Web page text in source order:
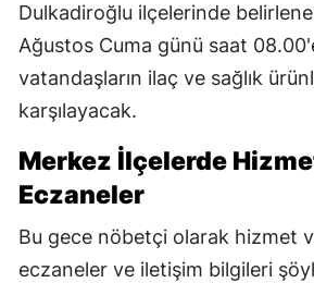
Dulkadiroğlu ilçelerinde
Ağustos Cuma günü saat
vatandaşların ilaç ve sağlık
karşılayacak.
Merkez İlçelerde
Eczaneler
Bu gece nöbetçi olarak hizmet
eczaneler ve iletişim bilgileri